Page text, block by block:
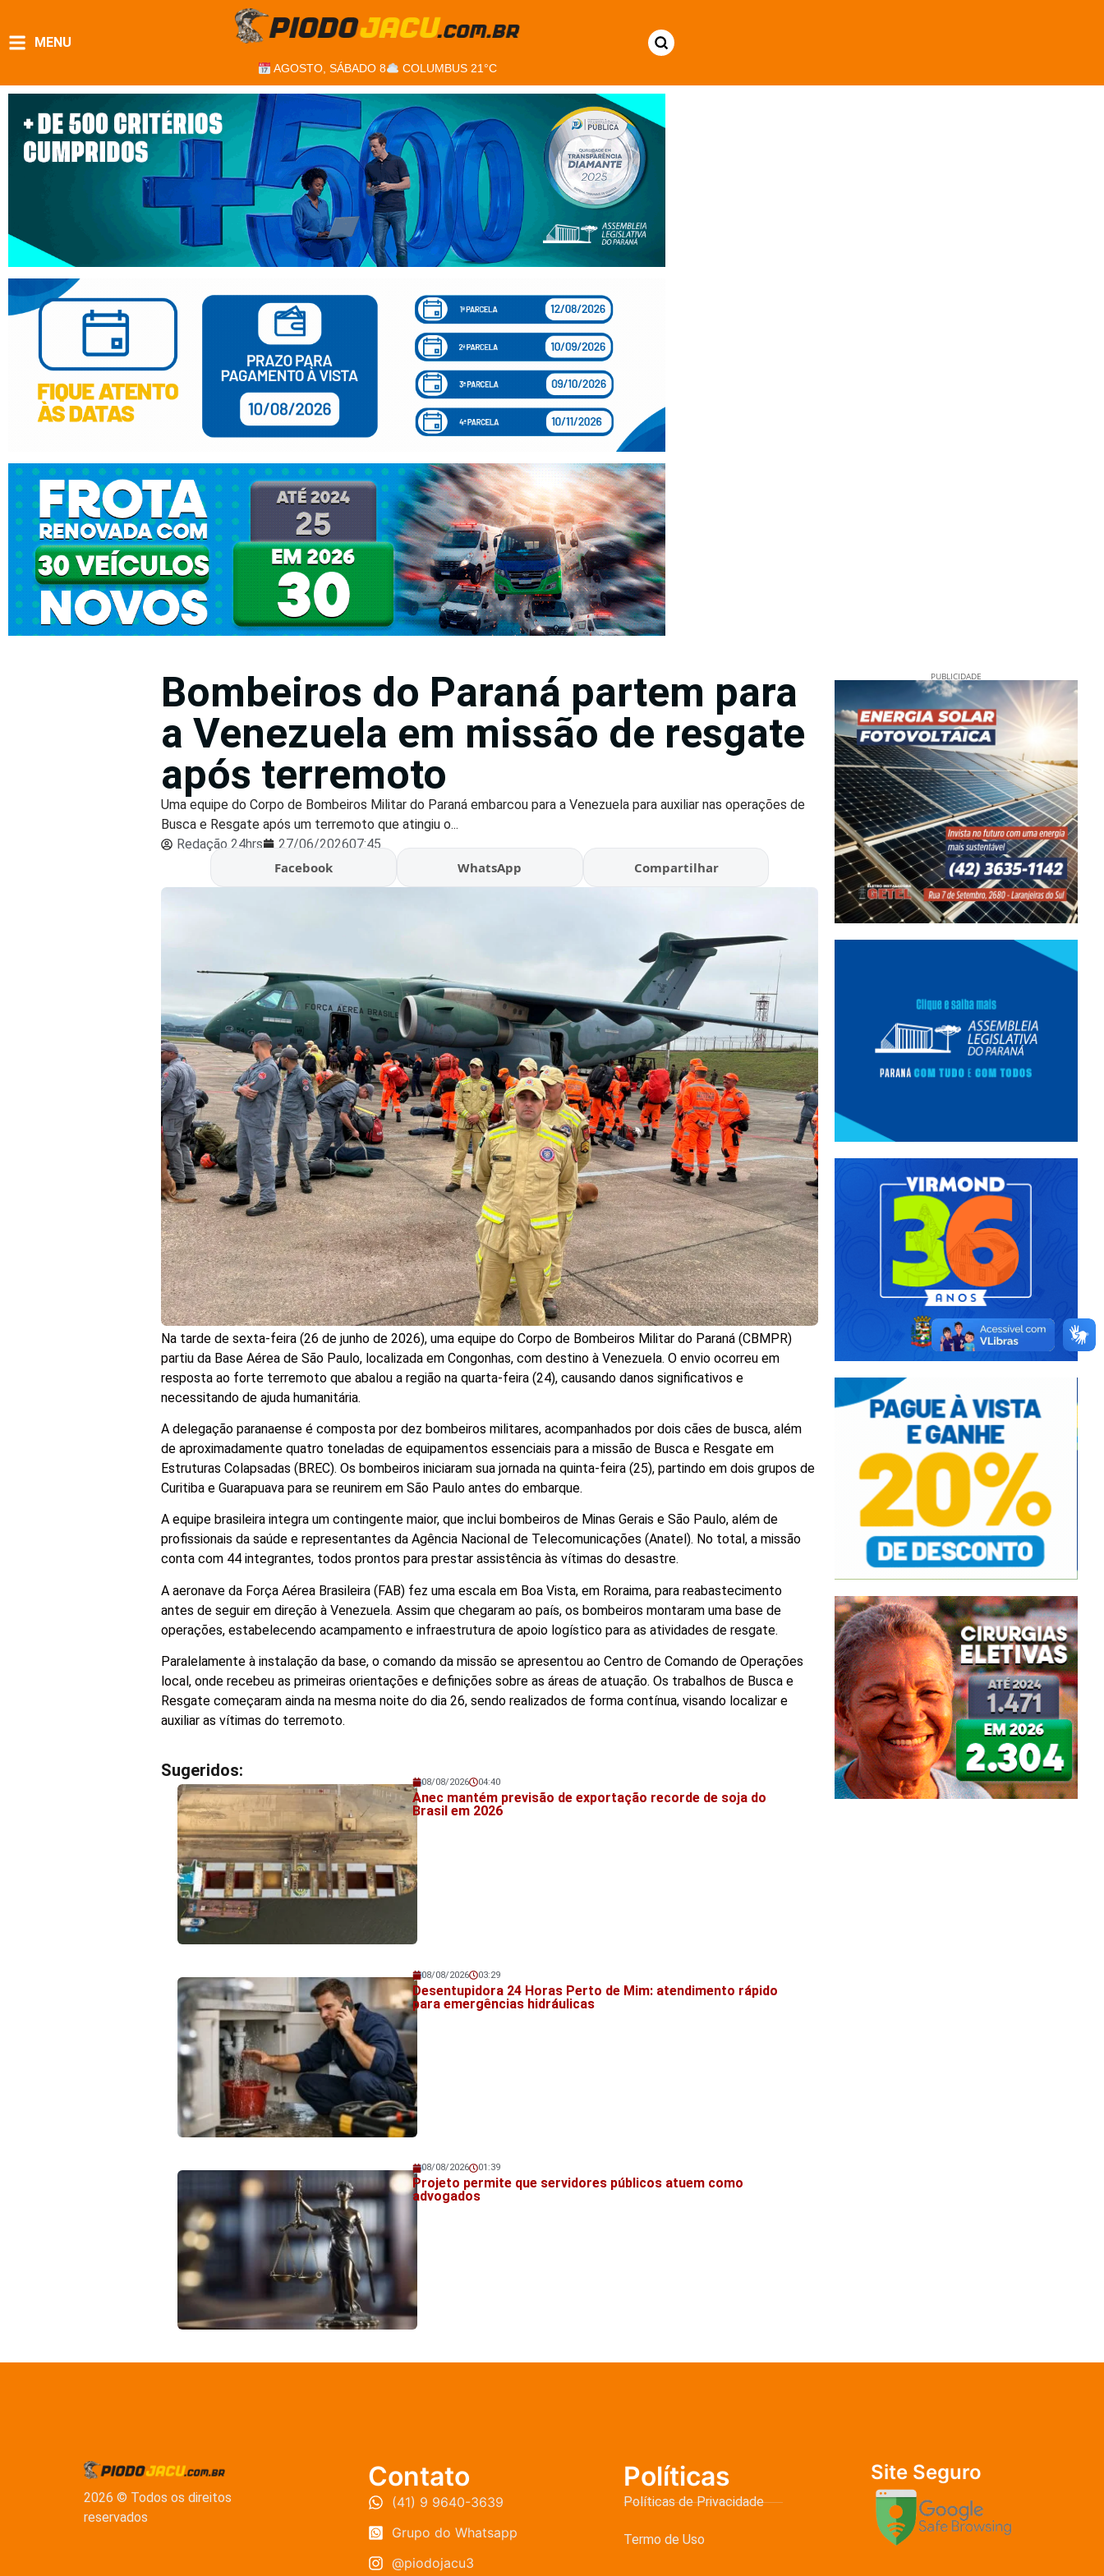
MENU
AGOSTO, SÁBADO 8 COLUMBUS 21°C
Bombeiros do Paraná partem para
a Venezuela em missão de resgate
após terremoto
Uma equipe do Corpo de Bombeiros Militar do Paraná embarcou para a Venezuela para auxiliar nas operações de
Busca e Resgate após um terremoto que atingiu o...
Redação 24hrs
27/06/202607:45
Facebook WhatsApp Compartilhar
Na tarde de sexta-feira (26 de junho de 2026), uma equipe do Corpo de Bombeiros Militar do Paraná (CBMPR)
partiu da Base Aérea de São Paulo, localizada em Congonhas, com destino à Venezuela. O envio ocorreu em
resposta ao forte terremoto que abalou a região na quarta-feira (24), causando danos significativos e
necessitando de ajuda humanitária.
A delegação paranaense é composta por dez bombeiros militares, acompanhados por dois cães de busca, além
de aproximadamente quatro toneladas de equipamentos essenciais para a missão de Busca e Resgate em
Estruturas Colapsadas (BREC). Os bombeiros iniciaram sua jornada na quinta-feira (25), partindo em dois grupos de
Curitiba e Guarapuava para se reunirem em São Paulo antes do embarque.
A equipe brasileira integra um contingente maior, que inclui bombeiros de Minas Gerais e São Paulo, além de
profissionais da saúde e representantes da Agência Nacional de Telecomunicações (Anatel). No total, a missão
conta com 44 integrantes, todos prontos para prestar assistência às vítimas do desastre.
A aeronave da Força Aérea Brasileira (FAB) fez uma escala em Boa Vista, em Roraima, para reabastecimento
antes de seguir em direção à Venezuela. Assim que chegaram ao país, os bombeiros montaram uma base de
operações, estabelecendo acampamento e infraestrutura de apoio logístico para as atividades de resgate.
Paralelamente à instalação da base, o comando da missão se apresentou ao Centro de Comando de Operações
local, onde recebeu as primeiras orientações e definições sobre as áreas de atuação. Os trabalhos de Busca e
Resgate começaram ainda na mesma noite do dia 26, sendo realizados de forma contínua, visando localizar e
auxiliar as vítimas do terremoto.
Sugeridos:
Veja também!
08/08/2026 04:40
Anec mantém previsão de exportação recorde de soja do
Brasil em 2026
Veja também!
08/08/2026 03:29
Desentupidora 24 Horas Perto de Mim: atendimento rápido
para emergências hidráulicas
Veja também!
08/08/2026 01:39
Projeto permite que servidores públicos atuem como
advogados
PUBLICIDADE
2026 © Todos os direitos
reservados
Contato
(41) 9 9640-3639
Grupo do Whatsapp
@piodojacu3
Políticas
Políticas de Privacidade
Termo de Uso
Site Seguro